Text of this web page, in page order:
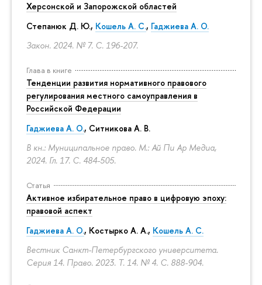
Херсонской и Запорожской областей
Степанюк Д. Ю., Кошель А. С., Гаджиева А. О.
Закон. 2024. № 7. С. 196-207.
Глава в книге
Тенденции развития нормативного правового
регулирования местного самоуправления в
Российской Федерации
Гаджиева А. О., Ситникова А. В.
В кн.: Муниципальное право. М.: Ай Пи Ар Медиа,
2024. Гл. 17. С. 484-505.
Статья
Активное избирательное право в цифровую эпоху:
правовой аспект
Гаджиева А. О., Костырко А. А., Кошель А. С.
Вестник Санкт-Петербургского университета.
Серия 14. Право. 2023. Т. 14. № 4. С. 888-904.